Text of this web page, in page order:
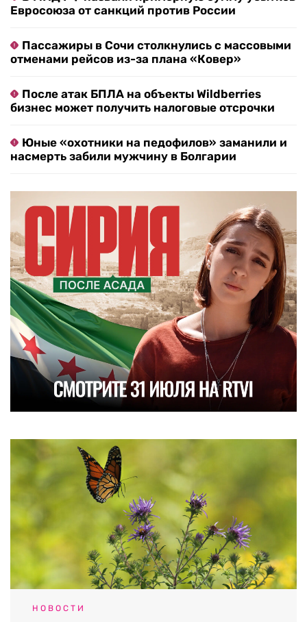
Евросоюза от санкций против России
Пассажиры в Сочи столкнулись с массовыми
отменами рейсов из-за плана «Ковер»
После атак БПЛА на объекты Wildberries
бизнес может получить налоговые отсрочки
Юные «охотники на педофилов» заманили и
насмерть забили мужчину в Болгарии
НОВОСТИ